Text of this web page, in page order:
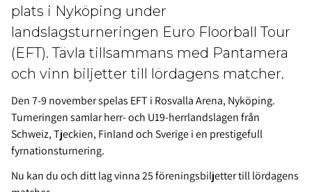
plats i Nyköping under
landslagsturneringen Euro Floorball Tour
(EFT). Tävla tillsammans med Pantamera
och vinn biljetter till lördagens matcher.
Den 7-9 november spelas EFT i Rosvalla Arena, Nyköping.
Turneringen samlar herr- och U19-herrlandslagen från
Schweiz, Tjeckien, Finland och Sverige i en prestigefull
fyrnationsturnering.
Nu kan du och ditt lag vinna 25 föreningsbiljetter till lördagens